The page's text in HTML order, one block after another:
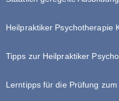
Heilpraktiker Psychotherapie
Tipps zur Heilpraktiker
Lerntipps für die Prüfung